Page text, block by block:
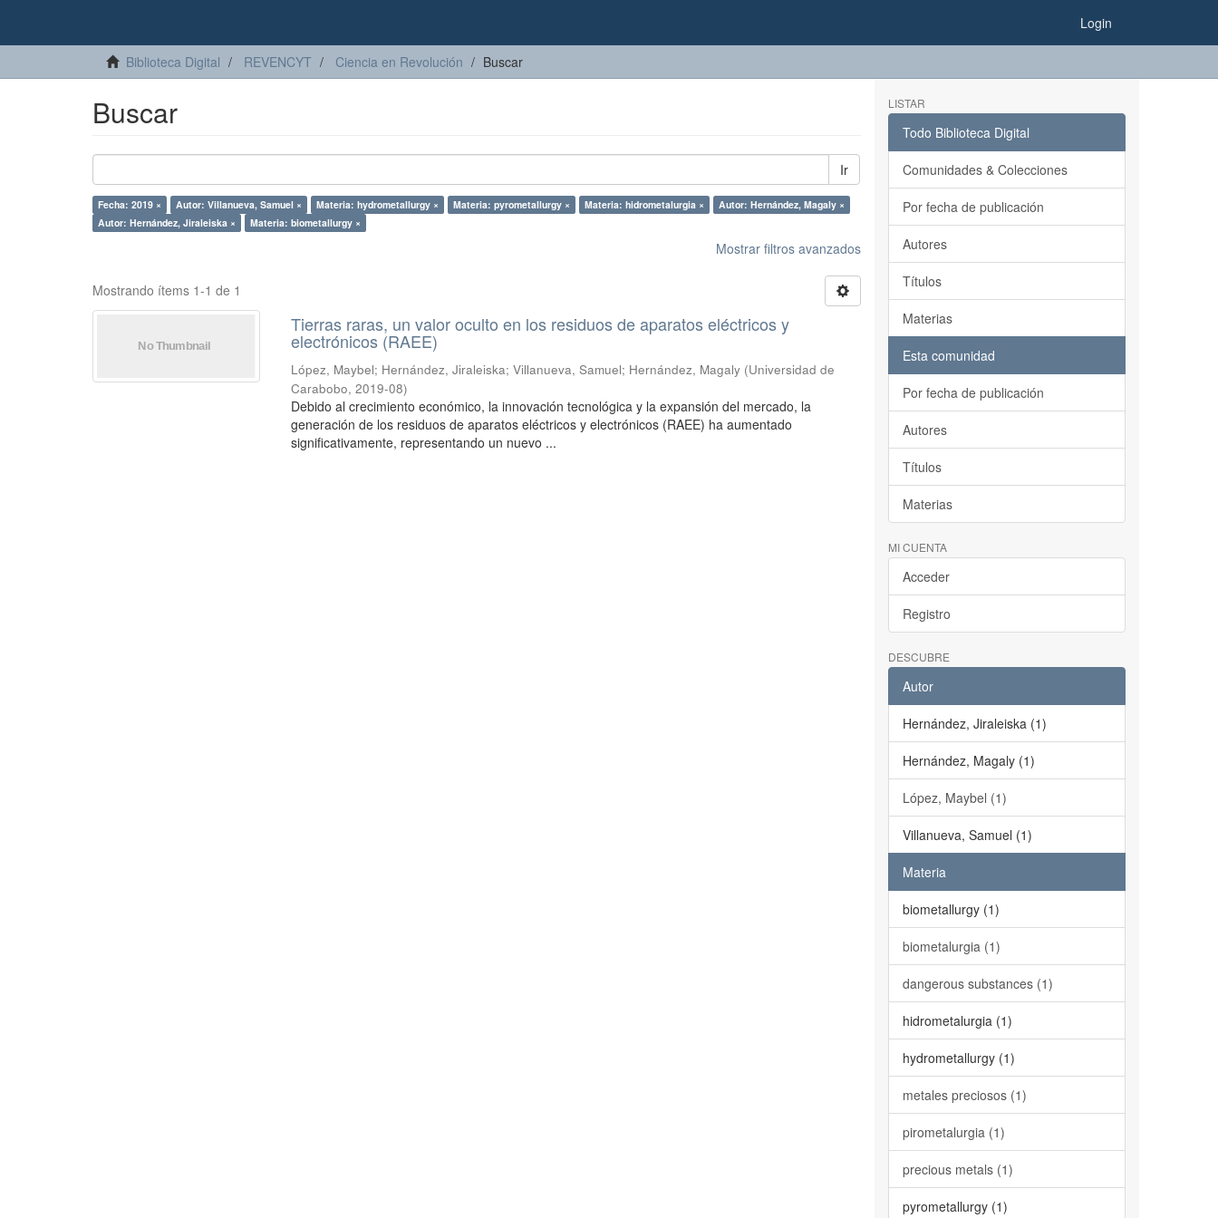
Login
Biblioteca Digital REVENCYT Ciencia en Revolución Buscar
Buscar
Ir
Fecha: 2019 × Autor: Villanueva, Samuel × Materia: hydrometallurgy × Materia: pyrometallurgy × Materia: hidrometalurgia ×
Autor: Hernández, Magaly ×
Autor: Hernández, Jiraleiska ×
Materia: biometallurgy ×
Mostrar filtros avanzados
Mostrando ítems 1-1 de 1
Tierras raras, un valor oculto en los residuos de aparatos eléctricos y
electrónicos (RAEE)
López, Maybel; Hernández, Jiraleiska;Villanueva, Samuel; Hernández, Magaly (Universidad de
Carabobo,2019-08)
Debido al crecimiento económico, la innovación tecnológica y la expansión del mercado, la
generación de los residuos de aparatos eléctricos y electrónicos (RAEE) ha aumentado
significativamente, representando un nuevo ...
LISTAR
Todo Biblioteca Digital
Comunidades & Colecciones
Por fecha de publicación
Autores
Títulos
Materias
Esta comunidad
Por fecha de publicación
Autores
Títulos
Materias
MI CUENTA
Acceder
Registro
DESCUBRE
Autor
Hernández, Jiraleiska (1)
Hernández, Magaly (1)
López, Maybel (1)
Villanueva, Samuel (1)
Materia
biometallurgy (1)
biometalurgia (1)
dangerous substances (1)
hidrometalurgia (1)
hydrometallurgy (1)
metales preciosos (1)
pirometalurgia (1)
precious metals (1)
pyrometallurgy (1)